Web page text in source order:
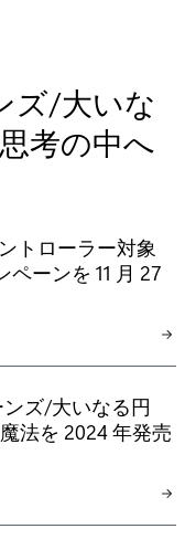
ズ/大いな
考の中へ
トローラー対象
ペーンを 11 月 27
ンズ/大いなる円
法を 2024 年発売